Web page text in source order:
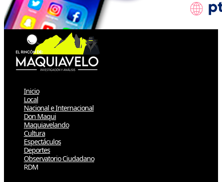
Inicio
Local
Nacional e Internacional
Don Maqui
Maquiavelando
Cultura
Espectáculos
Deportes
Observatorio Ciudadano
RDM